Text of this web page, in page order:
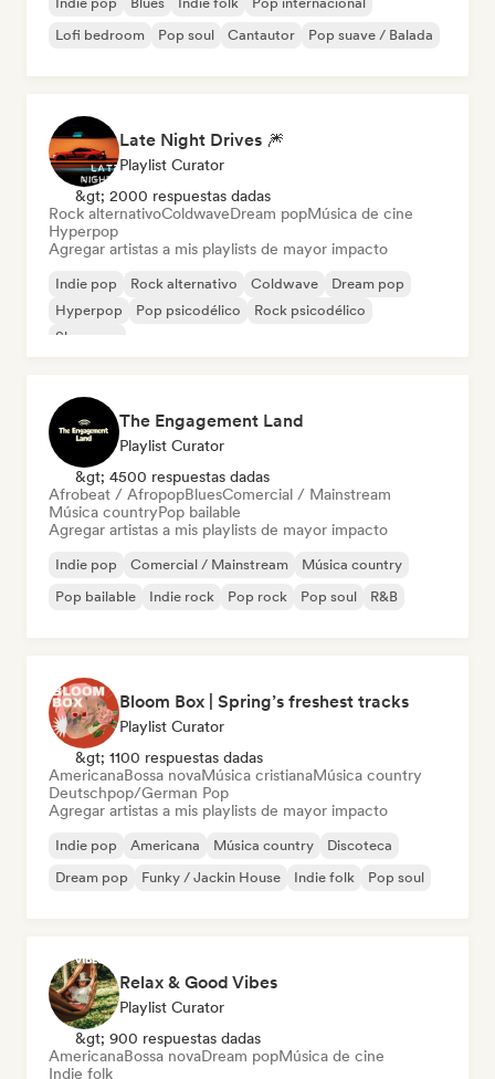
Lofi bedroom
Pop soul Cantautor Pop suave / Balada
Late Night Drives 🎆
Playlist Curator
&gt; 2000 respuestas dadas
Rock alternativoColdwaveDream popMúsica de cine
Hyperpop
Agregar artistas a mis playlists de mayor impacto
Indie pop Rock alternativo Coldwave
Dream pop
Hyperpop
Pop psicodélico
Rock psicodélico
Shoegaze
The Engagement Land
Playlist Curator
&gt; 4500 respuestas dadas
Afrobeat / AfropopBluesComercial / Mainstream
Música countryPop bailable
Agregar artistas a mis playlists de mayor impacto
Indie pop Comercial / Mainstream
Música country
Pop bailable
Indie rock Pop rock Pop soul R&B
Bloom Box | Spring’s freshest tracks
Playlist Curator
&gt; 1100 respuestas dadas
AmericanaBossa novaMúsica cristianaMúsica country
Deutschpop/German Pop
Agregar artistas a mis playlists de mayor impacto
Indie pop Americana Música country
Discoteca
Dream pop
Funky / Jackin House Indie folk Pop soul
Relax & Good Vibes
Playlist Curator
&gt; 900 respuestas dadas
AmericanaBossa novaDream popMúsica de cine
Indie folk